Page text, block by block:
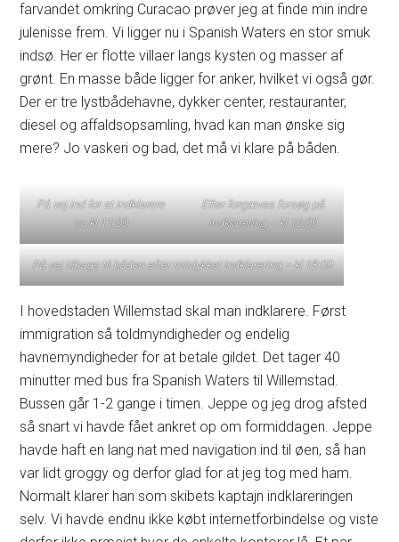
farvandet omkring Curacao prøver jeg at finde min indre
julenisse frem. Vi ligger nu i Spanish Waters en stor smuk
indsø. Her er flotte villaer langs kysten og masser af
grønt. En masse både ligger for anker, hvilket vi også gør.
Der er tre lystbådehavne, dykker center, restauranter,
diesel og affaldsopsamling, hvad kan man ønske sig
mere? Jo vaskeri og bad, det må vi klare på båden.
På vej ind for at indklarere
ca kl 11:00
Efter forgæves forsøg på
indklarering – kl 16:00
På vej tilbage til båden efter mislykket indklarering– kl 18:00
I hovedstaden Willemstad skal man indklarere. Først
immigration så toldmyndigheder og endelig
havnemyndigheder for at betale gildet. Det tager 40
minutter med bus fra Spanish Waters til Willemstad.
Bussen går 1-2 gange i timen. Jeppe og jeg drog afsted
så snart vi havde fået ankret op om formiddagen. Jeppe
havde haft en lang nat med navigation ind til øen, så han
var lidt groggy og derfor glad for at jeg tog med ham.
Normalt klarer han som skibets kaptajn indklareringen
selv. Vi havde endnu ikke købt internetforbindelse og viste